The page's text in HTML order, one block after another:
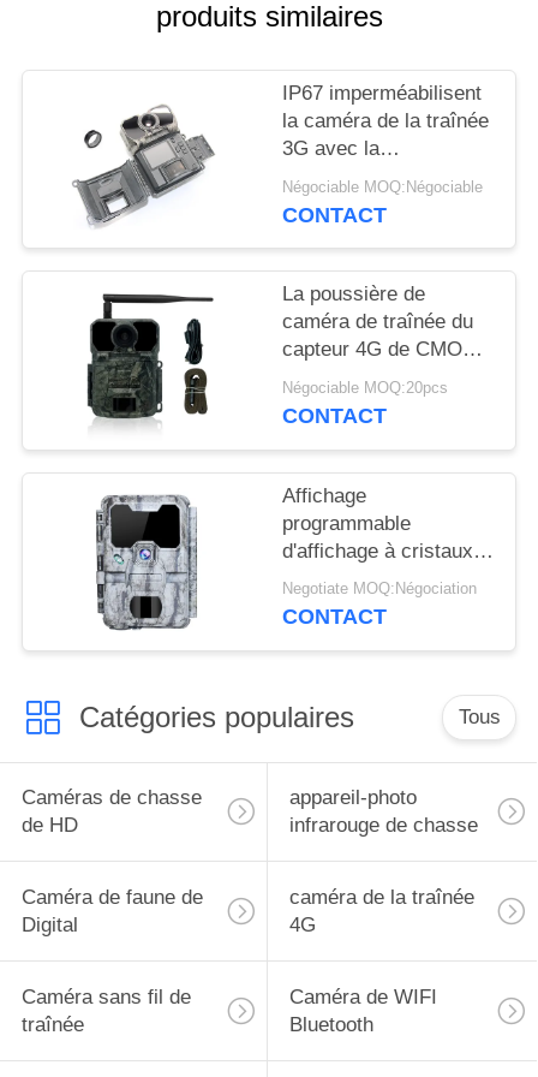
NOUVELLES
DEVIS
PLAN
DU
POLITIQUE
DE
CONFIDENTIALITÉ
produits similaires
IP67 imperméabilisent
la caméra de la traînée
3G avec la
représentation fiable et
la qualité d'image
Négociable MOQ:Négociable
CONTACT
La poussière de
caméra de traînée du
capteur 4G de CMOS
rendent la caméra
résistante de 30MP
Négociable MOQ:20pcs
CONTACT
Affichage
programmable
d'affichage à cristaux
liquides de la caméra
24MP With de faune
Negotiate MOQ:Négociation
CONTACT
Catégories populaires Tous
Caméras de chasse
de HD
appareil-photo
infrarouge de chasse
Caméra de faune de
Digital
caméra de la traînée
4G
Caméra sans fil de
traînée
Caméra de WIFI
Bluetooth